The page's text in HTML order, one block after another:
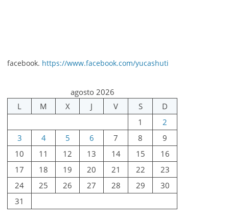
facebook. https://www.facebook.com/yucashuti
agosto 2026
L
M X J V S
D
1
2
3
4 5 6 7 8
9
10
11 12 13 14 15
16
17
18 19 20 21 22
23
24
25 26 27 28 29
30
31